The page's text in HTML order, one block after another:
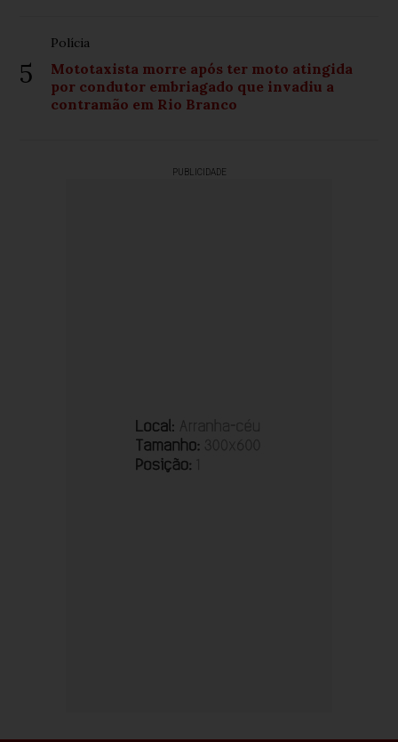
5
Polícia
Mototaxista morre após ter moto atingida
por condutor embriagado que invadiu a
contramão em Rio Branco
PUBLICIDADE